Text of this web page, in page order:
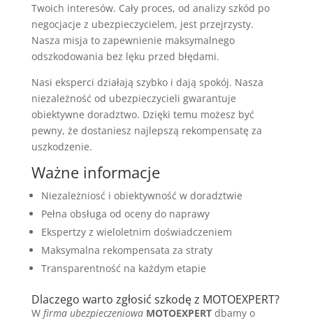
Twoich interesów. Cały proces, od analizy szkód po
negocjacje z ubezpieczycielem, jest przejrzysty.
Nasza misja to zapewnienie maksymalnego
odszkodowania bez lęku przed błędami.
Nasi eksperci działają szybko i dają spokój. Nasza
niezależność od ubezpieczycieli gwarantuje
obiektywne doradztwo. Dzięki temu możesz być
pewny, że dostaniesz najlepszą rekompensatę za
uszkodzenie.
Ważne informacje
Niezależniosć i obiektywność w doradztwie
Pełna obsługa od oceny do naprawy
Ekspertzy z wieloletnim doświadczeniem
Maksymalna rekompensata za straty
Transparentność na każdym etapie
Dlaczego warto zgłosić szkodę z MOTOEXPERT?
W firma ubezpieczeniowa MOTOEXPERTdbamy o